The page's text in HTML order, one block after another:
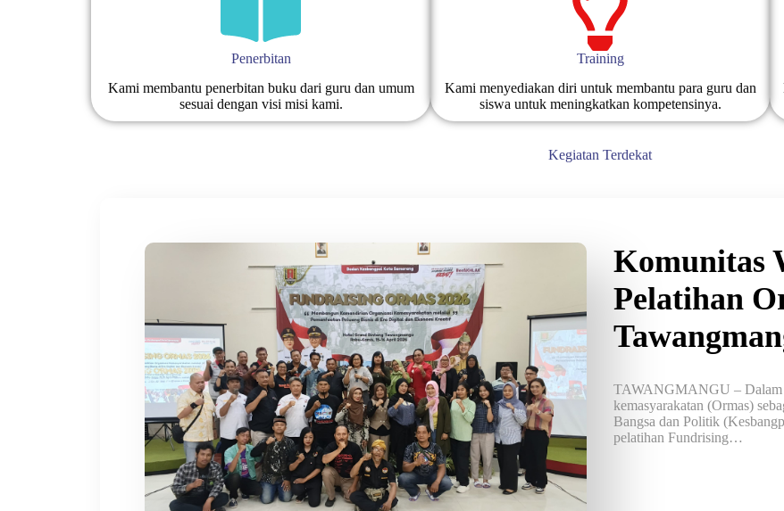
Penerbitan
Kami membantu penerbitan buku dari guru dan umum
sesuai dengan visi misi kami.
Training
Kami menyediakan diri untuk membantu para guru dan
siswa untuk meningkatkan kompetensinya.
Kegiatan Terdekat
Komunitas
Pelatihan
TAWANGMANGU – Dalam
kemasyarakatan (Ormas)
Bangsa dan Politik
pelatihan Fundrising…